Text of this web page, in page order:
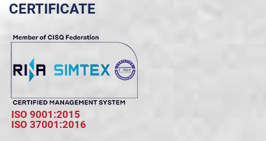
CERTIFICATE
ISO 9001:2015
ISO 37001:2016